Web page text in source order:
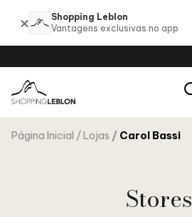
Página Inicial Lojas Carol Bassi
Stores
Shopping Leblon